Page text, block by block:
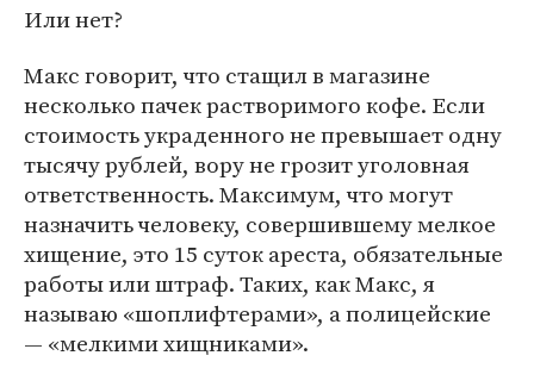
Или нет?
Макс говорит, что стащил в магазине
несколько пачек растворимого кофе. Если
стоимость украденного не превышает одну
тысячу рублей, вору не грозит уголовная
ответственность. Максимум, что могут
назначить человеку, совершившему мелкое
хищение, это 15 суток ареста, обязательные
работы или штраф. Таких, как Макс, я
называю «шоплифтерами», а полицейские
— «мелкими хищниками».